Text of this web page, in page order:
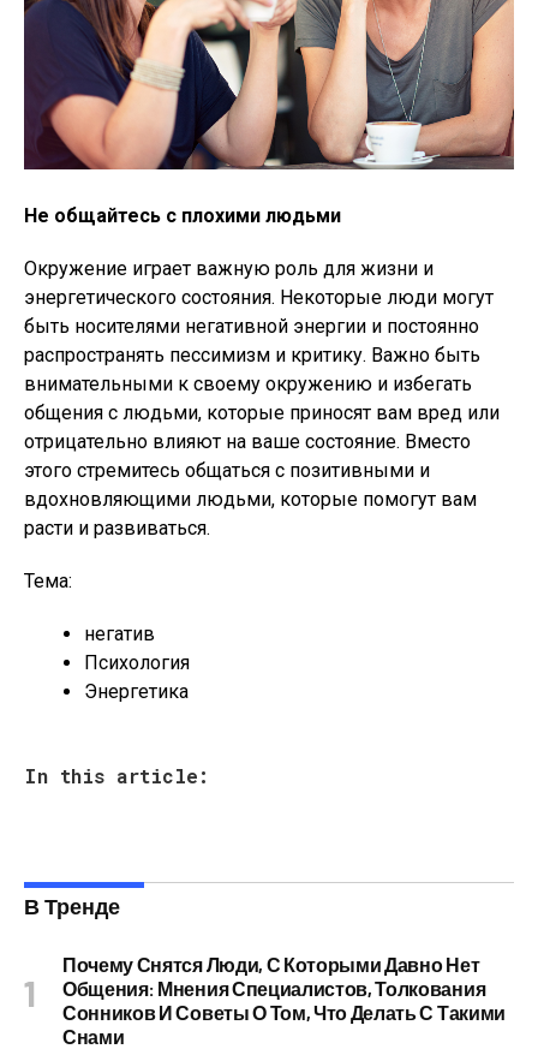
Не общайтесь с плохими людьми
Окружение играет важную роль для жизни и
энергетического состояния. Некоторые люди могут
быть носителями негативной энергии и постоянно
распространять пессимизм и критику. Важно быть
внимательными к своему окружению и избегать
общения с людьми, которые приносят вам вред или
отрицательно влияют на ваше состояние. Вместо
этого стремитесь общаться с позитивными и
вдохновляющими людьми, которые помогут вам
расти и развиваться.
Тема:
негатив
Психология
Энергетика
In this article:
В Тренде
Почему Снятся Люди, С Которыми Давно Нет
Общения: Мнения Специалистов, Толкования
Сонников И Советы О Том, Что Делать С Такими
Снами